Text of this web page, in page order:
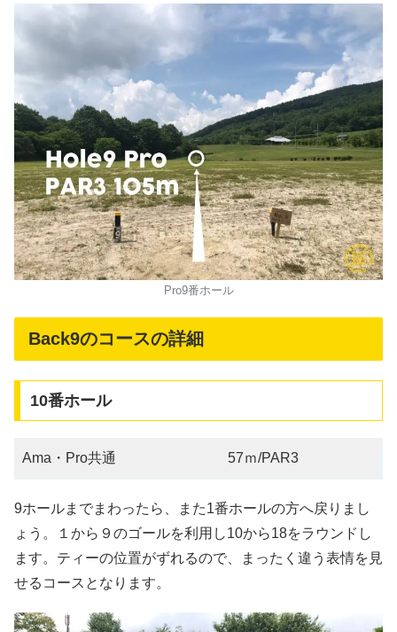
Pro9番ホール
Back9のコースの詳細
10番ホール
Ama・Pro共通 57ｍ/PAR3
9ホールまでまわったら、また1番ホールの方へ戻りまし
ょう。１から９のゴールを利用し10から18をラウンドし
ます。ティーの位置がずれるので、まったく違う表情を見
せるコースとなります。